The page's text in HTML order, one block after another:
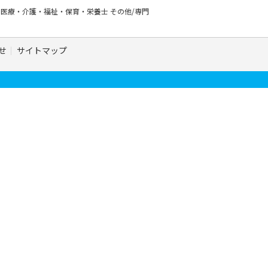
医療・介護・福祉・保育・栄養士 その他/専門
サイトマップ